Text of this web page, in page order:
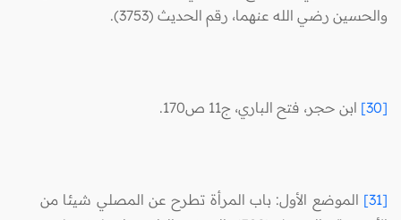
والحسين رضي الله عنهما، رقم الحديث (3753).
[30] ابن حجر، فتح الباري، ج11 ص170.
[31]
الموضع الأول: باب المرأة تطرح عن المصلي شيئا من